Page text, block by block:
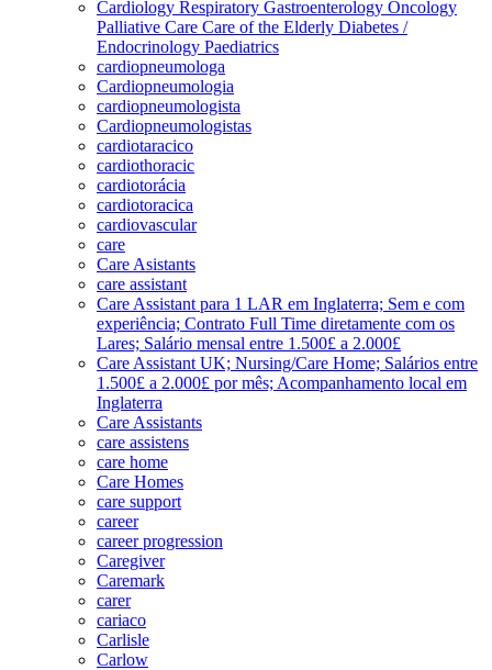
Cardiology Respiratory Gastroenterology Oncology
Palliative Care Care of the Elderly Diabetes /
Endocrinology Paediatrics
cardiopneumologa
Cardiopneumologia
cardiopneumologista
Cardiopneumologistas
cardiotaracico
cardiothoracic
cardiotorácia
cardiotoracica
cardiovascular
care
Care Asistants
care assistant
Care Assistant para 1 LAR em Inglaterra; Sem e com
experiência; Contrato Full Time diretamente com os
Lares; Salário mensal entre 1.500£ a 2.000£
Care Assistant UK; Nursing/Care Home; Salários entre
1.500£ a 2.000£ por mês; Acompanhamento local em
Inglaterra
Care Assistants
care assistens
care home
Care Homes
care support
career
career progression
Caregiver
Caremark
carer
cariaco
Carlisle
Carlow